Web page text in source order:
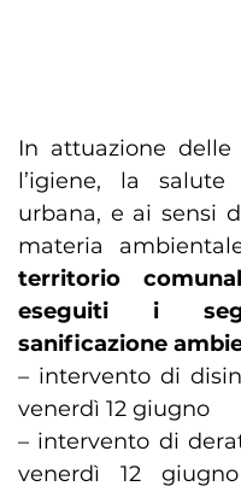
In attuazione
l’igiene, la
urbana, e ai sensi
materia
territorio
eseguiti i
sanificazione
– intervento di
venerdì 12 giugno
– intervento di
venerdì 12